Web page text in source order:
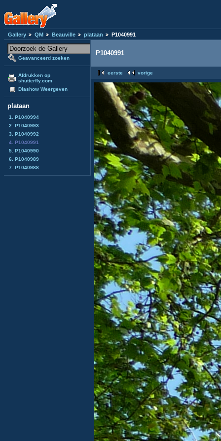
Gallery QM Beauville plataan P1040991
Geavanceerd zoeken
Afdrukken op
shutterfly.com
Diashow Weergeven
plataan
1. P1040994
2. P1040993
3. P1040992
4. P1040991
5. P1040990
6. P1040989
7. P1040988
P1040991
eerste vorige